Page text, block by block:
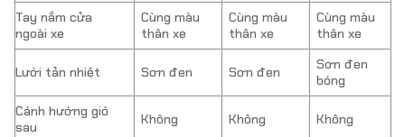
Tay nắm cửa
ngoài xe
Cùng màu
thân xe
Cùng màu
thân xe
Cùng màu
thân xe
Lưới tản nhiệt Sơn đen Sơn đen
Sơn đen
bóng
Cánh hướng gió
sau
Không Không Không